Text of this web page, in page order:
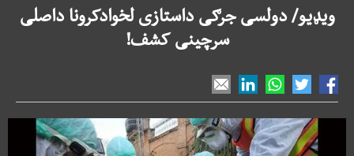
ویډیو/ دولسی جرګی داستازی لخوادکرونا داصلی
سرچینی کشف!